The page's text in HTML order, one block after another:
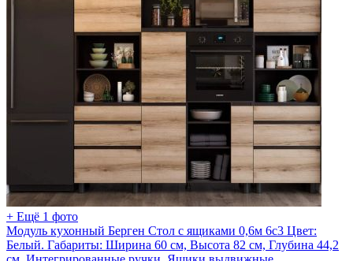
+ Ещё 1 фото
Модуль кухонный Берген Стол с ящиками 0,6м 6с3 Цвет:
Белый. Габариты: Ширина 60 см, Высота 82 см, Глубина 44,2